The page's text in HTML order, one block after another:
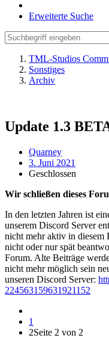
Erweiterte Suche
TML-Studios
Sonstiges
Archiv
Update 1.3
Quarney
3. Juni 2021
Geschlossen
Wir schließen dieses
In den letzten Jahren ist
unserem Discord Server
nicht mehr aktiv in diesem
nicht oder nur spät
Forum. Alte Beiträge
nicht mehr möglich sein
unseren Discord Server:
224563159631921152
1
2Seite 2 von 2